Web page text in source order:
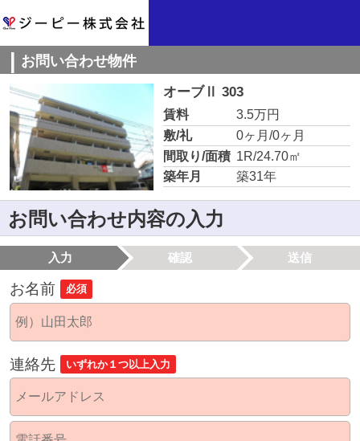
お問い合わせ物件
オーブⅡ 303
賃料
3.5万円
敷/礼
0ヶ月/0ヶ月
間取り/面積 1R/24.70㎡
築年月
築31年
お問い合わせ内容の入力
入力 確認 送信
お名前 必須
連絡先 いずれか１つ以上入力